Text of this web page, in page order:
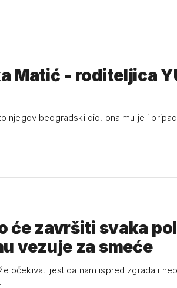
Matić - roditeljica
njegov beogradski dio, ona mu je i
će završiti svaka
vezuje za smeće
očekivati jest da nam ispred zgrada i